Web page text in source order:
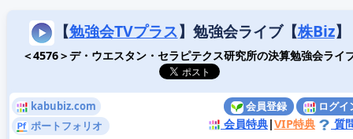
【勉強会TVプラス】勉強会ライブ【株Biz】
＜4576＞デ・ウエスタン・セラピテクス研究所の決算勉強会ライ
kabubiz.com
ポートフォリオ
会員登録 ログイ
会員特典|VIP特典
質